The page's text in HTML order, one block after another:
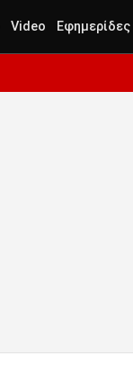
Video Εφημερίδες